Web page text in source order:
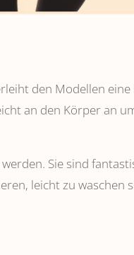
den Modellen eine
an den Körper an
Sie sind
leicht zu waschen